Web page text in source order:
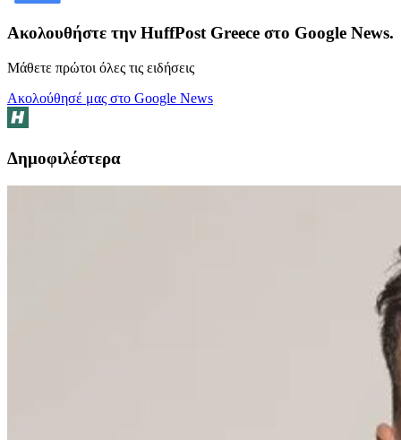
Ακολουθήστε την HuffPost Greece στο Google News.
Μάθετε πρώτοι όλες τις ειδήσεις
Ακολούθησέ μας στο Google News
Δημοφιλέστερα